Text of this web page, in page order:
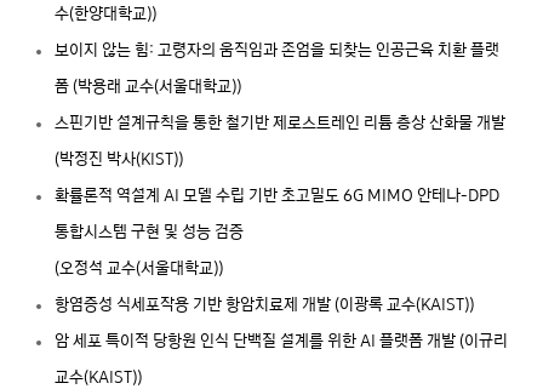
수(한양대학교))
보이지 않는 힘: 고령자의 움직임과 존엄을 되찾는 인공근육 치환 플랫
폼 (박용래 교수(서울대학교))
스핀기반 설계규칙을 통한 철기반 제로스트레인 리튬 층상 산화물 개발
(박정진 박사(KIST))
확률론적 역설계 AI 모델 수립 기반 초고밀도 6G MIMO 안테나-DPD
통합시스템 구현 및 성능 검증
(오정석 교수(서울대학교))
항염증성 식세포작용 기반 항암치료제 개발 (이광록 교수(KAIST))
암 세포 특이적 당항원 인식 단백질 설계를 위한 AI 플랫폼 개발 (이규리
교수(KAIST))